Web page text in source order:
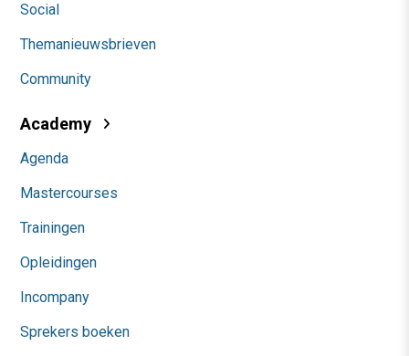
Social
Themanieuwsbrieven
Community
Academy
Agenda
Mastercourses
Trainingen
Opleidingen
Incompany
Sprekers boeken